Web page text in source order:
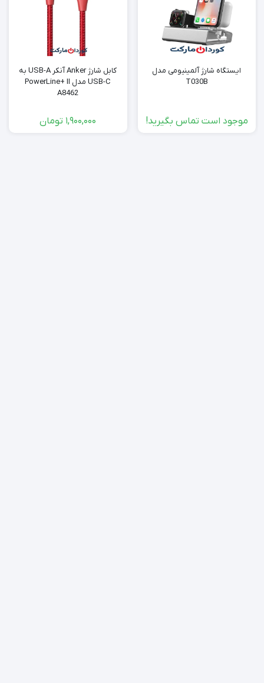
ایستگاه شارژ آلمینیومی مدل
T030B
موجود است تماس بگیرید!
کابل شارژ Anker آنکر USB-A به
USB-C مدل PowerLine+ II
A8462
1,900,000 تومان